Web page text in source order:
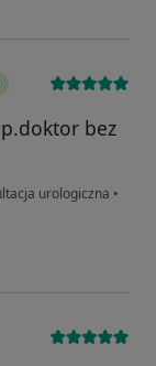
bez
urologiczna •